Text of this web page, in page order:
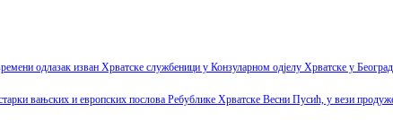
одлазак изван Хрватске службеници у Конзуларном одјелу Хрватске у
вањских и европских послова Ребублике Хрватске Весни Пусић, у вези